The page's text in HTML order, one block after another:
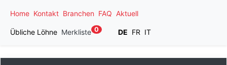
Home Kontakt Branchen FAQ Aktuell
Übliche Löhne Merkliste 0 DE FR IT